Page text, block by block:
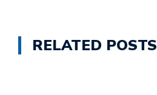
RELATED POSTS